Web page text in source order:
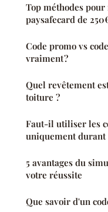
Top méthodes
paysafecard de
Code promo vs
vraiment ?
Quel revêtement
toiture ?
Faut-il utiliser les
uniquement durant
5 avantages du
votre réussite
Que savoir d'un